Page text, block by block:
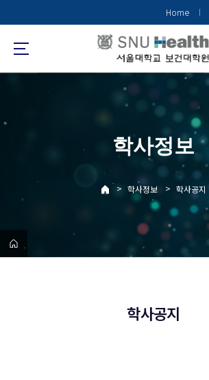
로
메
Home
학사정보
> 학사정보 > 학사공지
학사공지